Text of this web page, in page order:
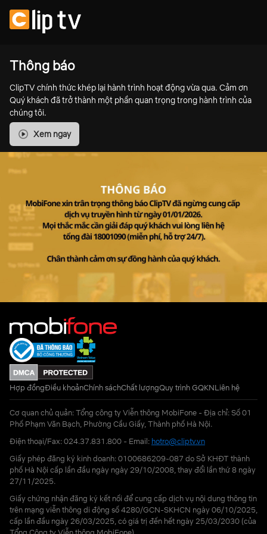
Thông báo
ClipTV chính thức khép lại hành trình hoạt động vừa qua. Cảm ơn
Quý khách đã trở thành một phần quan trọng trong hành trình của
chúng tôi.
Xem ngay
Hợp đồngĐiều khoảnChính sáchChất lượngQuy trình GQKNLiên hệ
Cơ quan chủ quản: Tổng công ty Viễn thông MobiFone - Địa chỉ: Số 01
Phố Phạm Văn Bạch, Phường Cầu Giấy, Thành phố Hà Nội.
Điện thoại/Fax: 024.37.831.800 - Email: hotro@cliptv.vn
Giấy phép đăng ký kinh doanh: 0100686209-087 do Sở KHĐT thành
phố Hà Nội cấp lần đầu ngày ngày 29/10/2008, thay đổi lần thứ 8 ngày
27/11/2025.
Giấy chứng nhận đăng ký kết nối để cung cấp dịch vụ nội dung thông tin
trên mạng viễn thông di động số 4280/GCN-SKHCN ngày 06/10/2025,
cấp lần đầu ngày 26/03/2025, có giá trị đến hết ngày 25/03/2030 (của